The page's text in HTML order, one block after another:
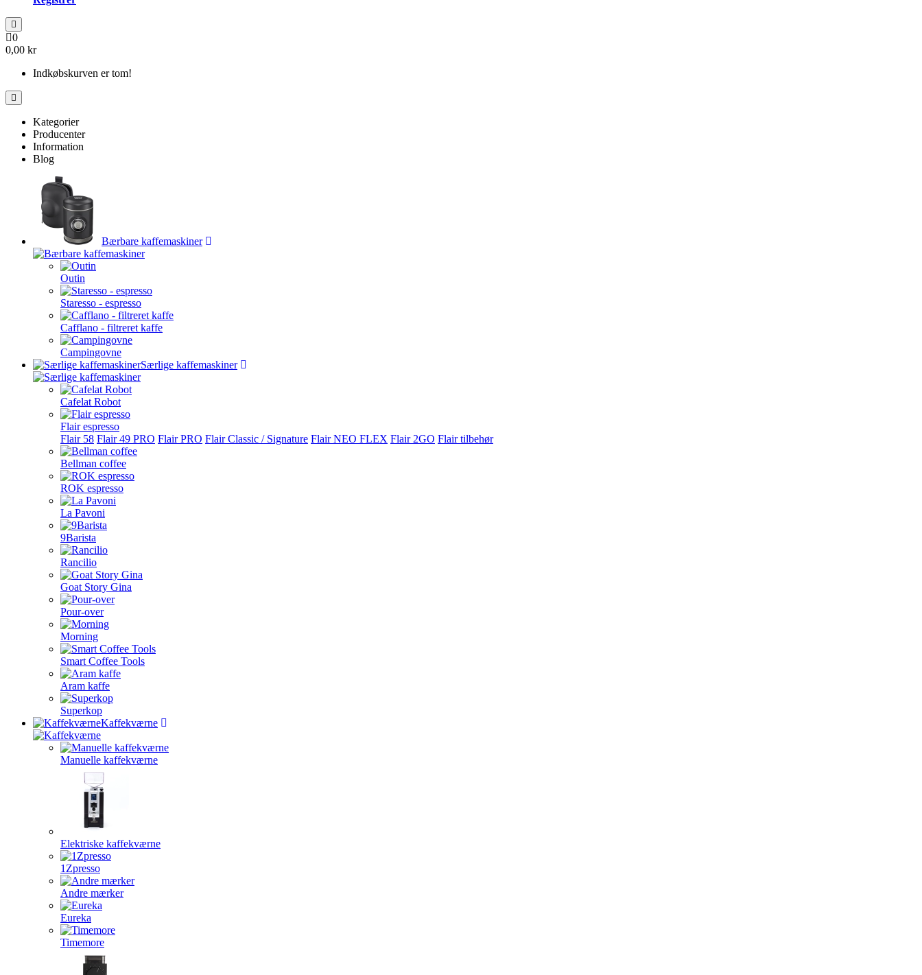
0
0,00 kr
Indkøbskurven er tom!
Kategorier
Producenter
Information
Blog
Bærbare kaffemaskiner
Outin
Staresso - espresso
Cafflano - filtreret kaffe
Campingovne
Særlige kaffemaskiner
Cafelat Robot
Flair espresso
Flair 58 Flair 49 PRO Flair PRO Flair Classic / Signature Flair NEO FLEX Flair 2GO Flair tilbehør
Bellman coffee
ROK espresso
La Pavoni
9Barista
Rancilio
Goat Story Gina
Pour-over
Morning
Smart Coffee Tools
Aram kaffe
Superkop
Kaffekværne
Manuelle kaffekværne
Elektriske kaffekværne
1Zpresso
Andre mærker
Eureka
Timemore